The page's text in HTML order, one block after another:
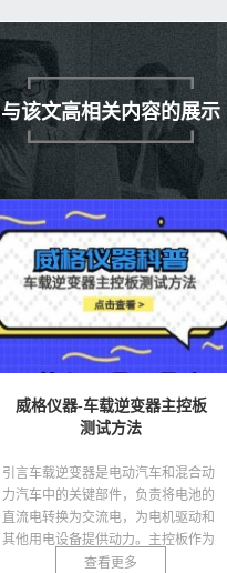
与该文高相关内容的展示
威格仪器-逆变器效率分析仪
的作用
引言逆变器作为电力转换领域的核心
设备，广泛应用于光伏发电、风力发
电、储能系统和电动汽车等领域，其
效率直接影响能源利用率和系统性
能。随着可再生能源的快速...
查看更多